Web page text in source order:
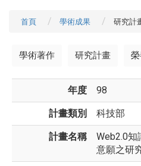
首頁 學術成果 研究計
學術著作 研究計畫
年度 98
計畫類別 科技部
計畫名稱
Web2.0知
意願之研